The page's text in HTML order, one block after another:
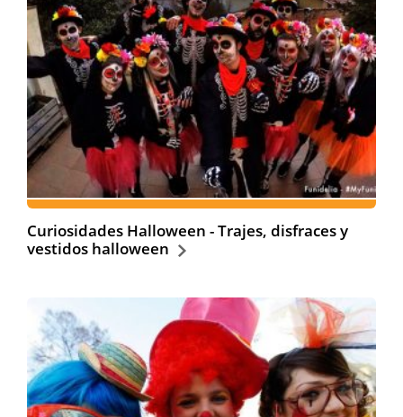
Curiosidades Halloween - Trajes, disfraces y
vestidos halloween